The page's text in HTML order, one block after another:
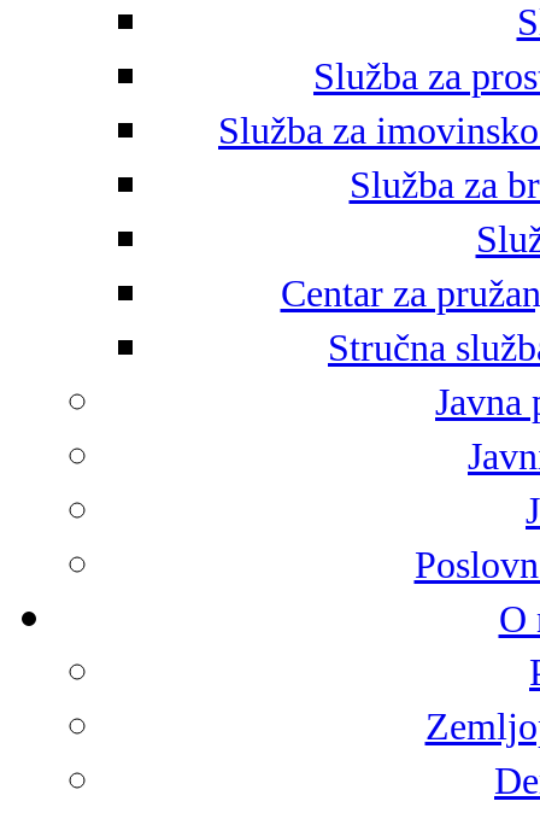
Služba za
Služba za
Služba za
Centar za
Stručna
Javna
O